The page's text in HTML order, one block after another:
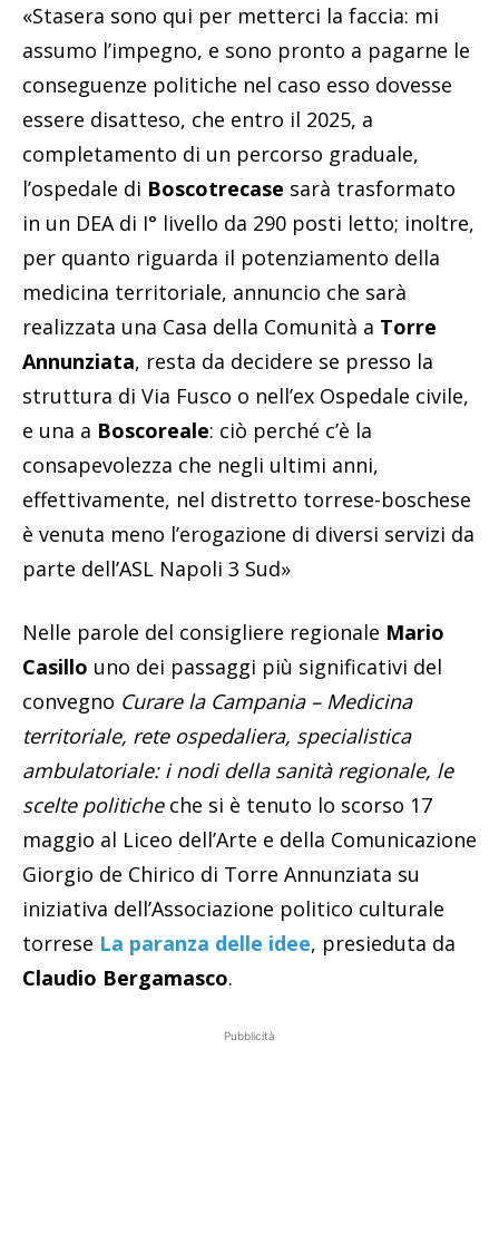
«Stasera sono qui per metterci la faccia: mi
assumo l’impegno, e sono pronto a pagarne le
conseguenze politiche nel caso esso dovesse
essere disatteso, che entro il 2025, a
completamento di un percorso graduale,
l’ospedale di Boscotrecase sarà trasformato
in un DEA di I° livello da 290 posti letto; inoltre,
per quanto riguarda il potenziamento della
medicina territoriale, annuncio che sarà
realizzata una Casa della Comunità a Torre
Annunziata, resta da decidere se presso la
struttura di Via Fusco o nell’ex Ospedale civile,
e una a Boscoreale: ciò perché c’è la
consapevolezza che negli ultimi anni,
effettivamente, nel distretto torrese-boschese
è venuta meno l’erogazione di diversi servizi da
parte dell’ASL Napoli 3 Sud»
Nelle parole del consigliere regionale Mario
Casillo uno dei passaggi più significativi del
convegno Curare la Campania – Medicina
territoriale, rete ospedaliera, specialistica
ambulatoriale: i nodi della sanità regionale, le
scelte politicheche si è tenuto lo scorso 17
maggio al Liceo dell’Arte e della Comunicazione
Giorgio de Chirico di Torre Annunziata su
iniziativa dell’Associazione politico culturale
torrese La paranza delle idee, presieduta da
Claudio Bergamasco.
Pubblicità